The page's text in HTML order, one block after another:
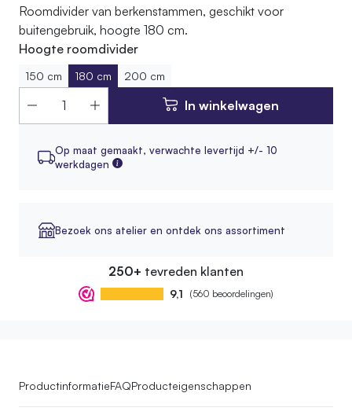
Roomdivider van berkenstammen, geschikt voor
buitengebruik, hoogte 180 cm.
Hoogte roomdivider
150 cm 180 cm 200 cm
In winkelwagen
Op maat gemaakt, verwachte levertijd +/- 10
werkdagen
Bezoek ons atelier en ontdek ons assortiment
250+ tevreden klanten
9,1 (560 beoordelingen)
ProductinformatieFAQProducteigenschappen